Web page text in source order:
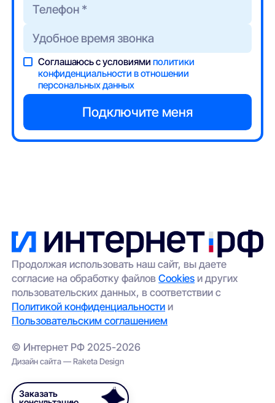
Соглашаюсь с условиямиполитики
конфиденциальности в отношении
персональных данных
Продолжая использовать наш сайт, вы даете
согласие на обработку файловCookies и других
пользовательских данных, в соответствии с
Политикой конфиденциальности и
Пользовательским соглашением
© Интернет РФ 2025-2026
Дизайн сайта — Raketa Design
Заказать